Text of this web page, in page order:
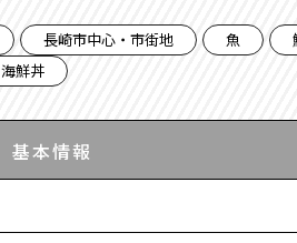
長崎市中心・市街地 魚
海鮮丼
基本情報